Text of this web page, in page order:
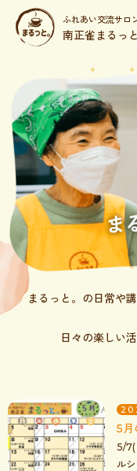
ふれあい交流サロ
南正雀まるっと
まるっと。の日常や
日々の楽しい
5月
5/7(
ル